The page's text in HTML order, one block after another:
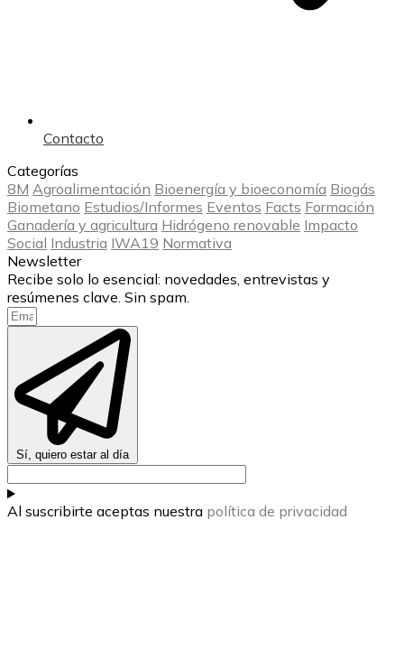
Contacto
Categorías
8M Agroalimentación Bioenergía y bioeconomía Biogás
Biometano Estudios/Informes Eventos Facts Formación
Ganadería y agricultura Hidrógeno renovable Impacto
Social Industria IWA19 Normativa
Newsletter
Recibe solo lo esencial: novedades, entrevistas y
resúmenes clave. Sin spam.
Sí, quiero estar al día
Al suscribirte aceptas nuestra política de privacidad